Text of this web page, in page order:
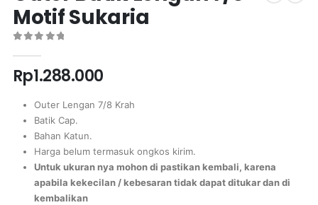
Motif Sukaria
Rp1.288.000
Outer Lengan 7/8 Krah
Batik Cap.
Bahan Katun.
Harga belum termasuk ongkos kirim.
Untuk ukuran nya mohon di pastikan kembali, karena
apabila kekecilan / kebesaran tidak dapat ditukar dan di
kembalikan